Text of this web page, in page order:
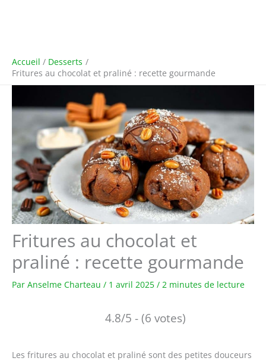
Accueil
Desserts
Fritures au chocolat et praliné : recette gourmande
Fritures au chocolat et
praliné : recette gourmande
Par Anselme Charteau / 1 avril 2025 / 2 minutes de lecture
4.8/5 - (6 votes)
Les fritures au chocolat et praliné sont des petites douceurs